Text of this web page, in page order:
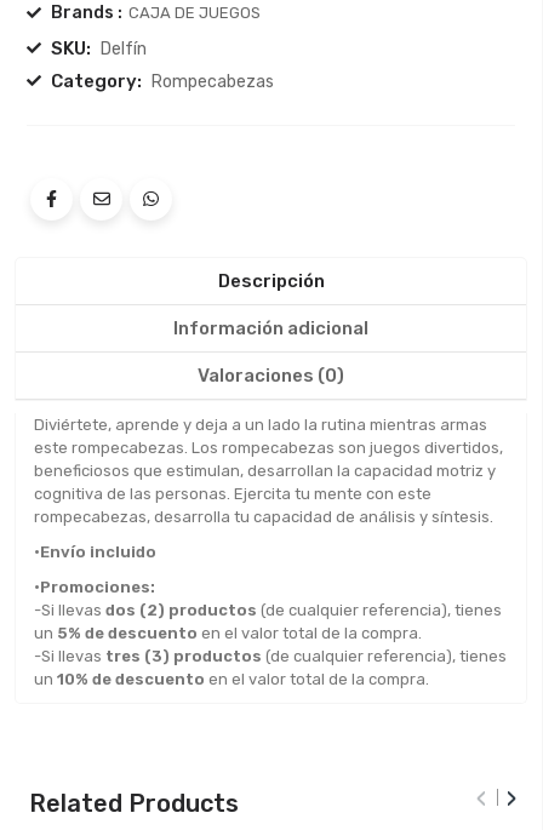
Brands : CAJA DE JUEGOS
SKU: Delfín
Category: Rompecabezas
Descripción
Información adicional
Valoraciones (0)
Diviértete, aprende y deja a un lado la rutina mientras armas
este rompecabezas. Los rompecabezas son juegos divertidos,
beneficiosos que estimulan, desarrollan la capacidad motriz y
cognitiva de las personas. Ejercita tu mente con este
rompecabezas, desarrolla tu capacidad de análisis y síntesis.
•Envío incluido
•Promociones:
-Si llevas dos (2) productos (de cualquier referencia), tienes
un 5% de descuento en el valor total de la compra.
-Si llevas tres (3) productos (de cualquier referencia), tienes
un 10% de descuento en el valor total de la compra.
Related Products ‹ ›